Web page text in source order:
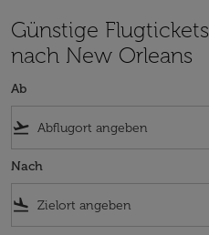
Günstige
nach New Orleans
Ab
flight_takeoff
Nach
flight_land